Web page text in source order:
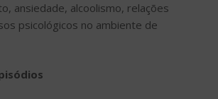
ansiedade, alcoolismo, relações
psicológicos no ambiente de